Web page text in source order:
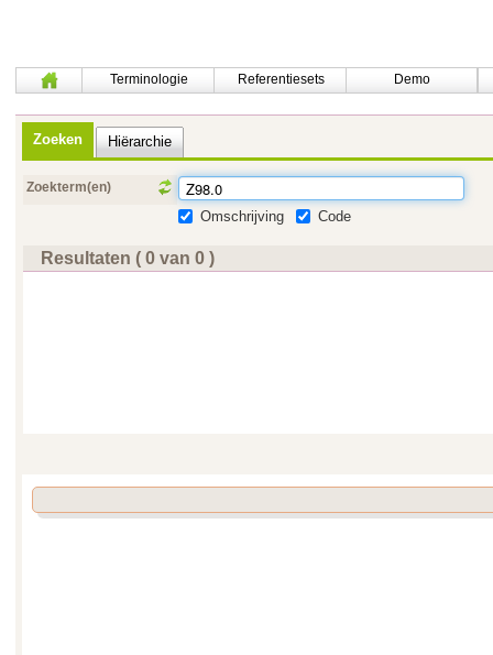
Terminologie Referentiesets Demo
Zoeken Hiërarchie
Zoekterm(en)
Omschrijving Code
Resultaten ( 0 van 0 )